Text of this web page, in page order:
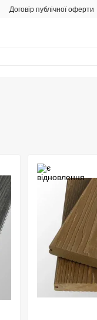
Договір публічної оферти